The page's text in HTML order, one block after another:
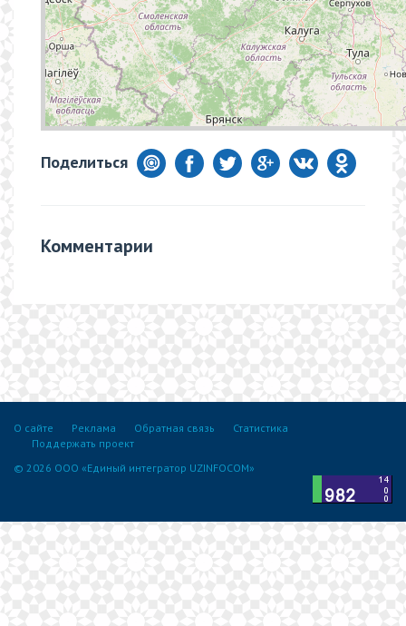
Поделиться
Комментарии
О сайте Реклама Обратная связь
Статистика
Поддержать проект
© 2026 ООО «Единый интегратор UZINFOCOM»